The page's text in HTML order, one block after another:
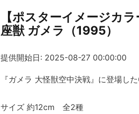
【ポスターイメージカ
座獣 ガメラ（1995）
提供開始日: 2025-08-27 00:00:00
『ガメラ 大怪獣空中決戦』に登場し
サイズ 約12cm 全2種